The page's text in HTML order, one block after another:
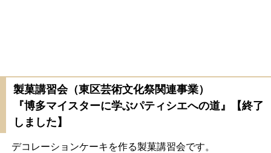
製菓講習会（東区芸術文化祭関連事業）
『博多マイスターに学ぶパティシエへの道』【終了
しました】
デコレーションケーキを作る製菓講習会です。